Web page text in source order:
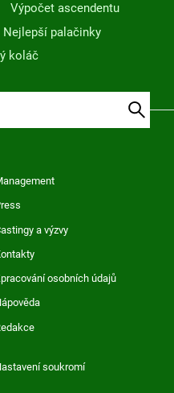
Výpočet ascendentu
Nejlepší palačinky
koláč
a výzvy
osobních údajů
soukromí